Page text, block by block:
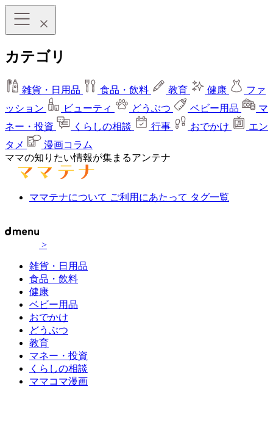
カテゴリ
雑貨・日用品 食品・飲料 教育 健康
ファ
ッション
ビューティ どうぶつ ベビー用品
マ
ネー・投資
くらしの相談 行事 おでかけ
エン
タメ
漫画コラム
ママの知りたい情報が集まるアンテナ
ママテナについて ご利用にあたって タグ一覧
>
雑貨・日用品
食品・飲料
健康
ベビー用品
おでかけ
どうぶつ
教育
マネー・投資
くらしの相談
ママコマ漫画